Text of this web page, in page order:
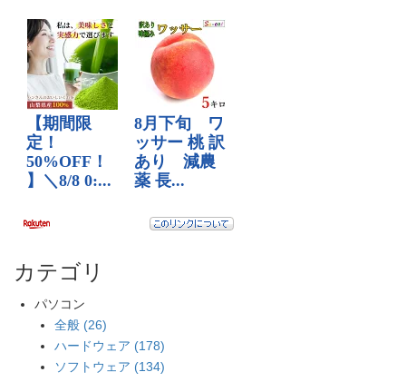
カテゴリ
パソコン
全般 (26)
ハードウェア (178)
ソフトウェア (134)